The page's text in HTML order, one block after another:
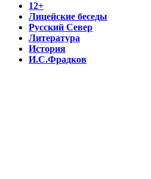
12+
Лицейские беседы
Русский Север
Литература
История
И.С.Фрадков